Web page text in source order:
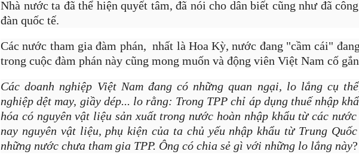
Nhà nước ta đã thể hiện quyết tâm, đã nói cho dân biết cũng như đã
đàn quốc tế.
Các nước tham gia đàm phán, nhất là Hoa Kỳ, nước đang "cầm cái"
trong cuộc đàm phán này cũng mong muốn và động viên Việt Nam cố
Các doanh nghiệp Việt Nam đang có những quan ngại, lo lắng cụ
nghiệp dệt may, giầy dép... lo rằng: Trong TPP chỉ áp dụng thuế nhập
hóa có nguyên vật liệu sản xuất trong nước hoàn nhập khẩu từ các
nay nguyên vật liệu, phụ kiện của ta chủ yếu nhập khẩu từ Trung
những nước chưa tham gia TPP. Ông có chia sẻ gì với những lo lắng này?